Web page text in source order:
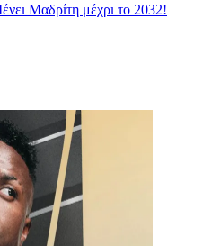
Μαδρίτη μέχρι το 2032!